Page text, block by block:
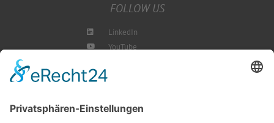
FOLLOW US
LinkedIn
YouTube